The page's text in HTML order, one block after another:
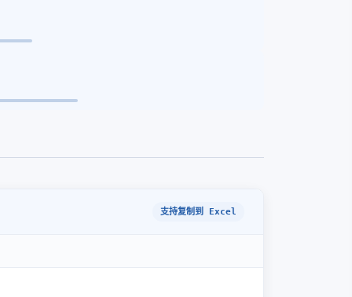
支持复制到 Excel